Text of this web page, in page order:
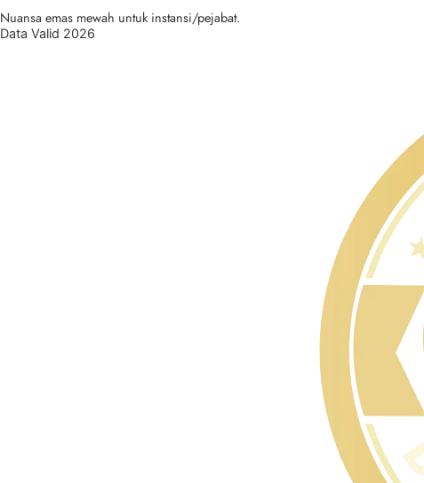
Nuansa emas mewah untuk instansi/pejabat.
Data Valid 2026